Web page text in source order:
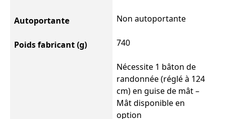
Autoportante Non autoportante
Poids fabricant (g) 740
Nécessite 1 bâton de
randonnée (réglé à 124
cm) en guise de mât –
Mât disponible en
option